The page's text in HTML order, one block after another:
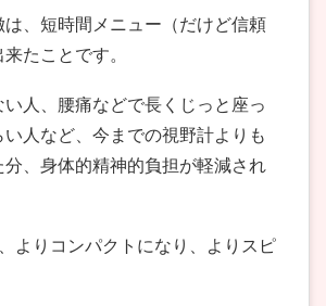
は、短時間メニュー（だけど信頼
たことです。
人、腰痛などで長くじっと座っ
人など、今までの視野計よりも
分、身体的精神的負担が軽減され
よりコンパクトになり、よりスピ